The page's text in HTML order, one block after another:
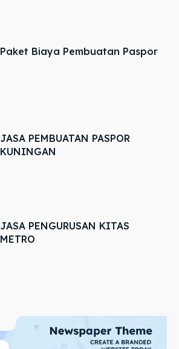
Paket Biaya Pembuatan Paspor
JASA PEMBUATAN PASPOR
KUNINGAN
JASA PENGURUSAN KITAS
METRO